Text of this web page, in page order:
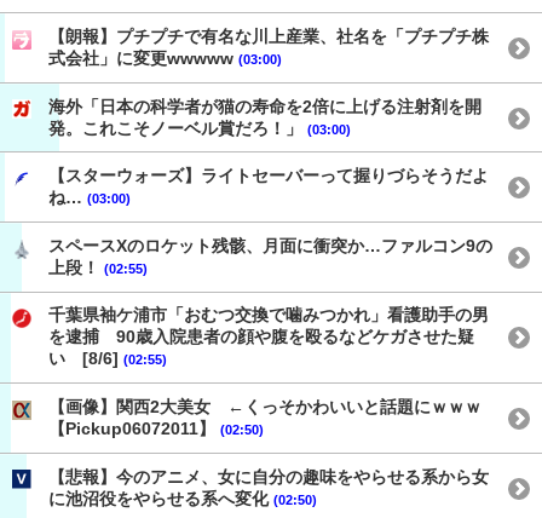
【朗報】プチプチで有名な川上産業、社名を「プチプチ株
式会社」に変更wwwww (03:00)
海外「日本の科学者が猫の寿命を2倍に上げる注射剤を開
発。これこそノーベル賞だろ！」
(03:00)
【スターウォーズ】ライトセーバーって握りづらそうだよ
ね… (03:00)
スペースXのロケット残骸、月面に衝突か…ファルコン9の
上段！
(02:55)
千葉県袖ケ浦市「おむつ交換で噛みつかれ」看護助手の男
を逮捕 90歳入院患者の顔や腹を殴るなどケガさせた疑
い [8/6] (02:55)
【画像】関西2大美女 ←くっそかわいいと話題にｗｗｗ
【Pickup06072011】
(02:50)
【悲報】今のアニメ、女に自分の趣味をやらせる系から女
に池沼役をやらせる系へ変化 (02:50)